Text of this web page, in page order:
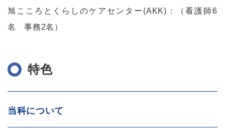
旭こころとくらしのケアセンター(AKK)：（看護師6
名 事務2名）
特色
当科について